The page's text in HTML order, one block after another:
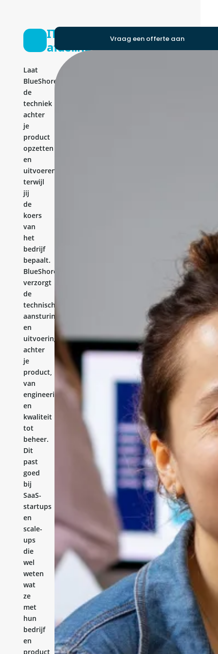
IT-
afdeling
Laat
BlueShores
de
techniek
achter
je
product
opzetten
en
uitvoeren,
terwijl
jij
de
koers
van
het
bedrijf
bepaalt.
BlueShores
verzorgt
de
technische
aansturing
en
uitvoering
achter
je
product,
van
engineering
en
kwaliteit
tot
beheer.
Dit
past
goed
bij
SaaS-
startups
en
scale-
ups
die
wel
weten
wat
ze
met
hun
bedrijf
en
product
Vraag een offerte aan